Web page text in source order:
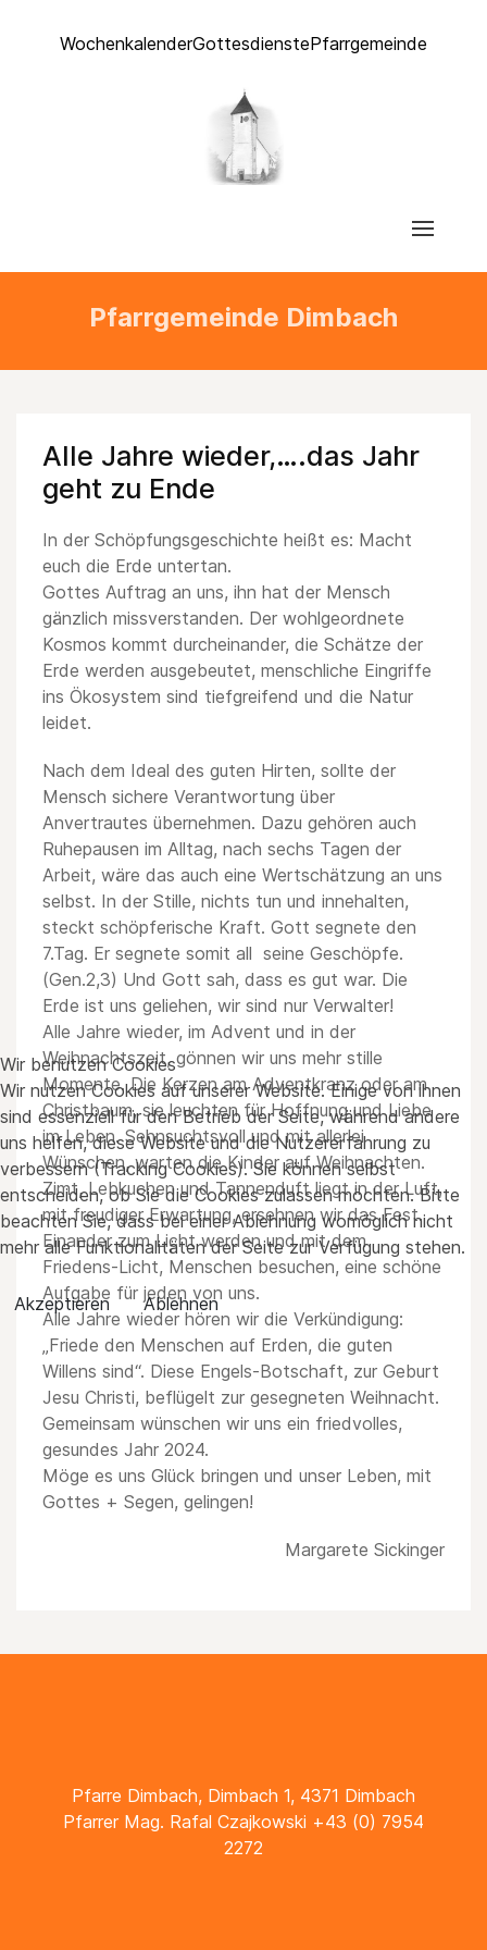
WochenkalenderGottesdienstePfarrgemeinde
Pfarrgemeinde Dimbach
Alle Jahre wieder,….das Jahr
geht zu Ende
In der Schöpfungsgeschichte heißt es: Macht
euch die Erde untertan.
Gottes Auftrag an uns, ihn hat der Mensch
gänzlich missverstanden. Der wohlgeordnete
Kosmos kommt durcheinander, die Schätze der
Erde werden ausgebeutet, menschliche Eingriffe
ins Ökosystem sind tiefgreifend und die Natur
leidet.
Nach dem Ideal des guten Hirten, sollte der
Mensch sichere Verantwortung über
Anvertrautes übernehmen. Dazu gehören auch
Ruhepausen im Alltag, nach sechs Tagen der
Arbeit, wäre das auch eine Wertschätzung an uns
selbst. In der Stille, nichts tun und innehalten,
steckt schöpferische Kraft. Gott segnete den
7.Tag. Er segnete somit all seine Geschöpfe.
(Gen.2,3) Und Gott sah, dass es gut war. Die
Erde ist uns geliehen, wir sind nur Verwalter!
Alle Jahre wieder, im Advent und in der
Weihnachtszeit, gönnen wir uns mehr stille
Momente. Die Kerzen am Adventkranz oder am
Christbaum, sie leuchten für Hoffnung und Liebe
im Leben. Sehnsuchtsvoll und mit allerlei
Wünschen, warten die Kinder auf Weihnachten.
Zimt, Lebkuchen und Tannenduft liegt in der Luft,
mit freudiger Erwartung, ersehnen wir das Fest.
Einander zum Licht werden und mit dem
Friedens-Licht, Menschen besuchen, eine schöne
Aufgabe für jeden von uns.
Alle Jahre wieder hören wir die Verkündigung:
„Friede den Menschen auf Erden, die guten
Willens sind“. Diese Engels-Botschaft, zur Geburt
Jesu Christi, beflügelt zur gesegneten Weihnacht.
Gemeinsam wünschen wir uns ein friedvolles,
gesundes Jahr 2024.
Möge es uns Glück bringen und unser Leben, mit
Gottes + Segen, gelingen!
Margarete Sickinger
Pfarre Dimbach, Dimbach 1, 4371 Dimbach
Pfarrer Mag. Rafal Czajkowski +43 (0) 7954
2272
Wir benutzen Cookies
Wir nutzen Cookies auf unserer Website. Einige von ihnen
sind essenziell für den Betrieb der Seite, während andere
uns helfen, diese Website und die Nutzererfahrung zu
verbessern (Tracking Cookies). Sie können selbst
entscheiden, ob Sie die Cookies zulassen möchten. Bitte
beachten Sie, dass bei einer Ablehnung womöglich nicht
mehr alle Funktionalitäten der Seite zur Verfügung stehen.
Akzeptieren Ablehnen